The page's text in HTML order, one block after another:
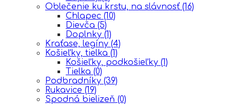
Oblečenie ku krstu, na slávnosť (16)
Chlapec (10)
Dievča (5)
Doplnky (1)
Kraťase, legíny (4)
Košieľky, tielka (1)
Košieľky, podkošieľky (1)
Tielka (0)
Podbradníky (39)
Rukavice (19)
Spodná bielizeň (0)